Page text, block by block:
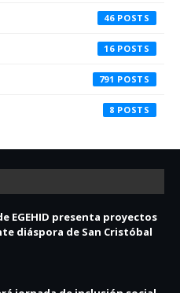
46
16
791
8
EGEHID presenta proyectos
diáspora de San Cristóbal